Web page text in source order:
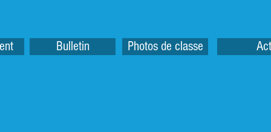
Bulletin Photos de classe